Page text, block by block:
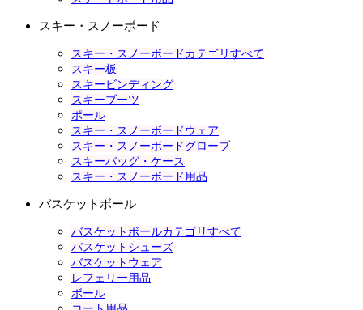
スキー・スノーボード
スキー・スノーボードカテゴリすべて
スキー板
スキービンディング
スキーブーツ
ポール
スキー・スノーボードウェア
スキー・スノーボードグローブ
スキーバッグ・ケース
スキー・スノーボード用品
バスケットボール
バスケットボールカテゴリすべて
バスケットシューズ
バスケットウェア
レフェリー用品
ボール